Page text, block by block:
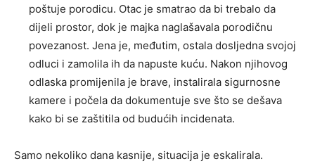
poštuje porodicu. Otac je smatrao da bi trebalo da
dijeli prostor, dok je majka naglašavala porodičnu
povezanost. Jena je, međutim, ostala dosljedna svojoj
odluci i zamolila ih da napuste kuću. Nakon njihovog
odlaska promijenila je brave, instalirala sigurnosne
kamere i počela da dokumentuje sve što se dešava
kako bi se zaštitila od budućih incidenata.
Samo nekoliko dana kasnije, situacija je eskalirala.